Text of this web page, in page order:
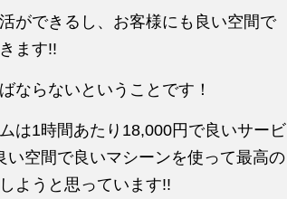
ができるし、お客様にも良い空間で
ます!!
ならないということです！
は1時間あたり18,000円で良いサービ
空間で良いマシーンを使って最高の
ようと思っています!!